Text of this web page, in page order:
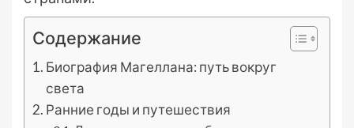
Содержание
Биография Магеллана: путь вокруг
света
Ранние годы и путешествия